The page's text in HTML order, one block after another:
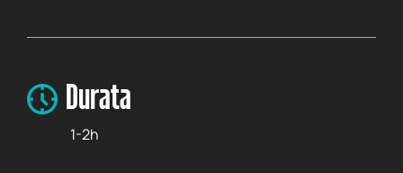
Durata
1-2h